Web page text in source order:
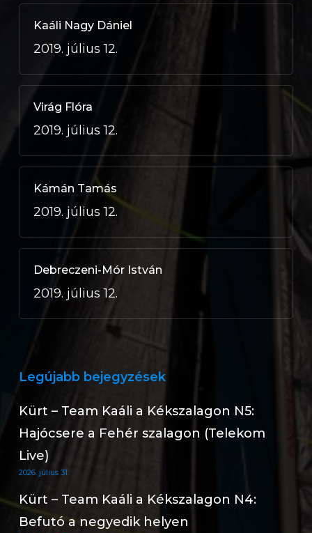
Kaáli Nagy Dániel
2019. július 12.
Virág Flóra
2019. július 12.
Kámán Tamás
2019. július 12.
Debreczeni-Mór István
2019. július 12.
Legújabb bejegyzések
Kürt – Team Kaáli a Kékszalagon N5:
Hajócsere a Fehér szalagon (Telekom
Live)
2026. július 31.
Kürt – Team Kaáli a Kékszalagon N4:
Befutó a negyedik helyen